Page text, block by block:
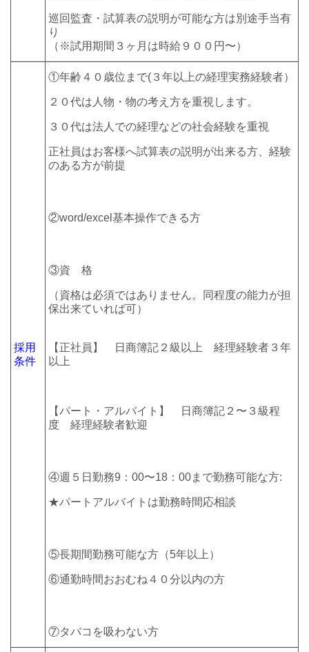
巡回監査・試算表の説明が可能な方は別途手当有
り
（※試用期間３ヶ月は時給９００円〜）
採用
条件
①年齢４０歳位まで(３年以上の経理実務経験者）
２０代は人物・物の考え方を重視します。
３０代は法人での経理などの社会経験を重視
正社員はお客様へ試算表の説明が出来る方、経験
のある方が前提
②word/excel基本操作できる方
③資 格
（資格は必須ではありません。同程度の能力が担
保出来ていれば可）
【正社員】 日商簿記２級以上 経理経験者３年
以上
【パート・アルバイト】 日商簿記２〜３級程
度 経理経験者歓迎
④週５日勤務9：00〜18：00まで勤務可能な方:
★パートアルバイトは勤務時間応相談
⑤長期間勤務可能な方（5年以上）
⑥通勤時間おおむね４０分以内の方
⑦タバコを吸わない方